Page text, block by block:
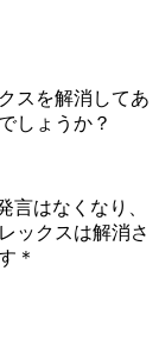
スを解消してあ
しょうか？
言はなくなり、
ックスは解消さ
＊